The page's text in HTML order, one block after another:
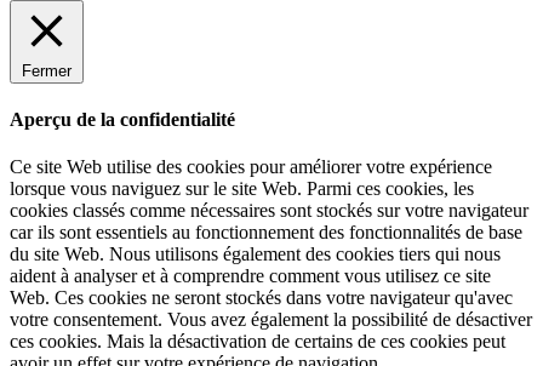
Fermer
Aperçu de la confidentialité
Ce site Web utilise des cookies pour améliorer votre expérience
lorsque vous naviguez sur le site Web. Parmi ces cookies, les
cookies classés comme nécessaires sont stockés sur votre navigateur
car ils sont essentiels au fonctionnement des fonctionnalités de base
du site Web. Nous utilisons également des cookies tiers qui nous
aident à analyser et à comprendre comment vous utilisez ce site
Web. Ces cookies ne seront stockés dans votre navigateur qu'avec
votre consentement. Vous avez également la possibilité de désactiver
ces cookies. Mais la désactivation de certains de ces cookies peut